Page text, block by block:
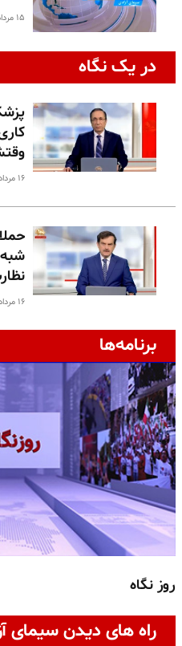
۱۵ مرداد ۱۴۰۵
در یک نگاه
۱۶ مرداد ۱۴۰۵
۱۶ مرداد ۱۴۰۵
برنامه‌ها
روز نگاه
راه های دیدن سیمای